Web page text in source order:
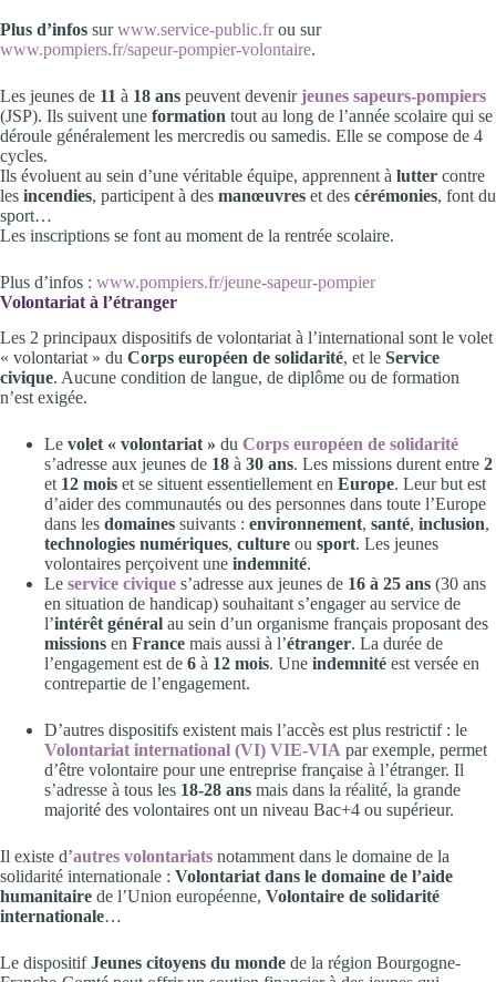
Plus d’infos surwww.service-public.frou sur
www.pompiers.fr/sapeur-pompier-volontaire.
Les jeunes de 11 à 18 ans peuvent devenir jeunes sapeurs-pompiers
(JSP). Ils suivent une formation tout au long de l’année scolaire qui se
déroule généralement les mercredis ou samedis. Elle se compose de 4
cycles.
Ils évoluent au sein d’une véritable équipe, apprennent à lutter contre
les incendies, participent à des manœuvres et des cérémonies, font du
sport…
Les inscriptions se font au moment de la rentrée scolaire.
Plus d’infos : www.pompiers.fr/jeune-sapeur-pompier
Volontariat à l’étranger
Les 2 principaux dispositifs de volontariat à l’international sont le volet
« volontariat » du Corps européen de solidarité, et le Service
civique. Aucune condition de langue, de diplôme ou de formation
n’est exigée.
Le volet « volontariat » du Corps européen de solidarité
s’adresse aux jeunes de 18 à 30 ans. Les missions durent entre 2
et 12 mois et se situent essentiellement en Europe. Leur but est
d’aider des communautés ou des personnes dans toute l’Europe
dans les domaines suivants : environnement, santé, inclusion,
technologies numériques, culture ou sport. Les jeunes
volontaires perçoivent une indemnité.
Le service civique s’adresse aux jeunes de 16 à 25 ans (30 ans
en situation de handicap) souhaitant s’engager au service de
l’intérêt général au sein d’un organisme français proposant des
missions en France mais aussi à l’étranger. La durée de
l’engagement est de 6 à 12 mois. Une indemnité est versée en
contrepartie de l’engagement.
D’autres dispositifs existent mais l’accès est plus restrictif : le
Volontariat international (VI) VIE-VIA par exemple, permet
d’être volontaire pour une entreprise française à l’étranger. Il
s’adresse à tous les 18-28 ans mais dans la réalité, la grande
majorité des volontaires ont un niveau Bac+4 ou supérieur.
Il existe d’autres volontariats notamment dans le domaine de la
solidarité internationale : Volontariat dans le domaine de l’aide
humanitaire de l’Union européenne, Volontaire de solidarité
internationale…
Le dispositifJeunes citoyens du monde de la région Bourgogne-